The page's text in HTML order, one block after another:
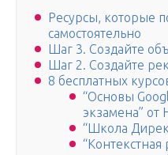
Ресурсы, которые
самостоятельно
Шаг 3. Создайте
Шаг 2. Создайте
8 бесплатных
“Основы
экзамена” от
“Школа